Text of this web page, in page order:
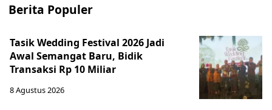
Berita Populer
Tasik Wedding Festival 2026 Jadi
Awal Semangat Baru, Bidik
Transaksi Rp 10 Miliar
8 Agustus 2026